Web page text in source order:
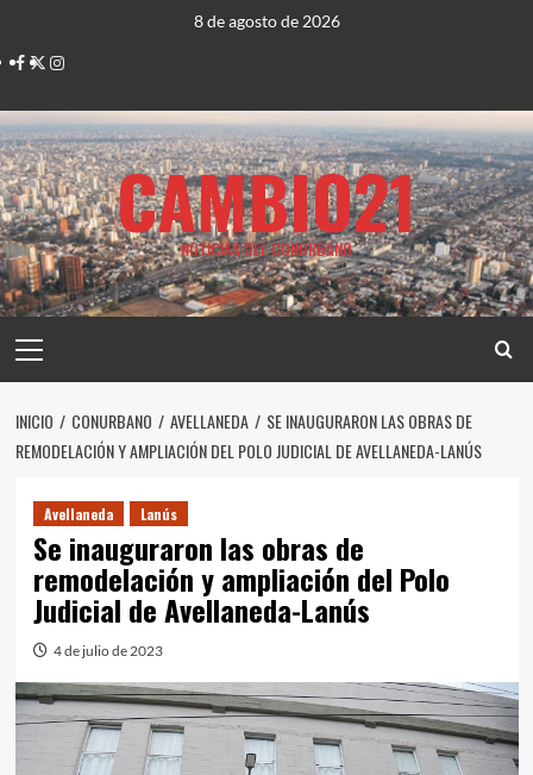
contenido
8 de agosto de 2026
Facebook
TwitterInstagram
CAMBIO21
NOTICIAS DEL CONURBANO
principal
INICIO CONURBANO AVELLANEDA
SE INAUGURARON LAS OBRAS DE
REMODELACIÓN Y AMPLIACIÓN DEL POLO JUDICIAL DE AVELLANEDA-LANÚS
Avellaneda Lanús
Se inauguraron las obras de
remodelación y ampliación del Polo
Judicial de Avellaneda-Lanús
4 de julio de 2023